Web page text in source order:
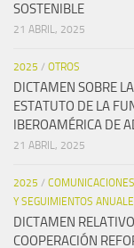
SOSTENIBLE
21 ABRIL, 2025
2025 / OTROS
DICTAMEN SOBRE
ESTATUTO DE LA
IBEROAMÉRICA DE
21 ABRIL, 2025
2025 /
Y SEGUIMIENTOS
DICTAMEN
COOPERACIÓN